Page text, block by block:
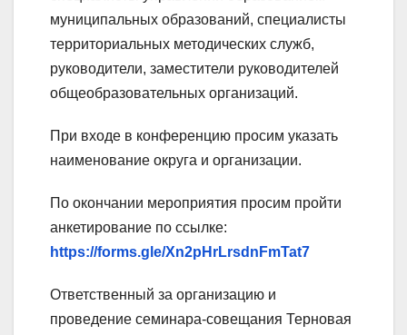
муниципальных образований, специалисты
территориальных методических служб,
руководители, заместители руководителей
общеобразовательных организаций.
При входе в конференцию просим указать
наименование округа и организации.
По окончании мероприятия просим пройти
анкетирование по ссылке:
https://forms.gle/Xn2pHrLrsdnFmTat7
Ответственный за организацию и
проведение семинара-совещания Терновая